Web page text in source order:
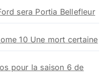
sera Portia Bellefleur
10 Une mort certaine
pour la saison 6 de